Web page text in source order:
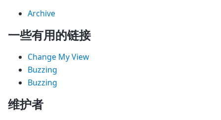
Archive
一些有用的链接
Change My View
Buzzing
Buzzing
维护者